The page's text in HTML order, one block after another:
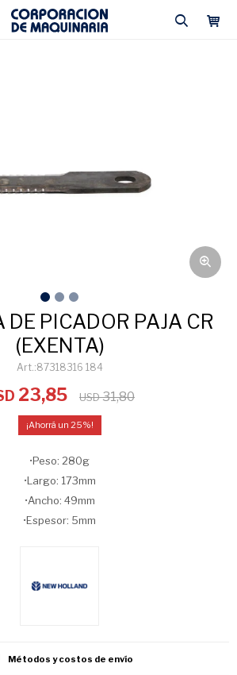
DE PICADOR PAJA CR
(EXENTA)
87318316 184
23,85 USD 31,80
25
•Peso: 280g
•Largo: 173mm
•Ancho: 49mm
•Espesor: 5mm
Métodos y costos de envío